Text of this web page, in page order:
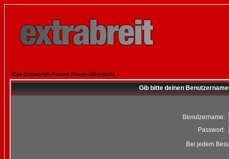
Das Extrabreit-Forum Foren-Übersicht
Gib bitte deinen
Benutzername:
Passwort:
Bei jedem